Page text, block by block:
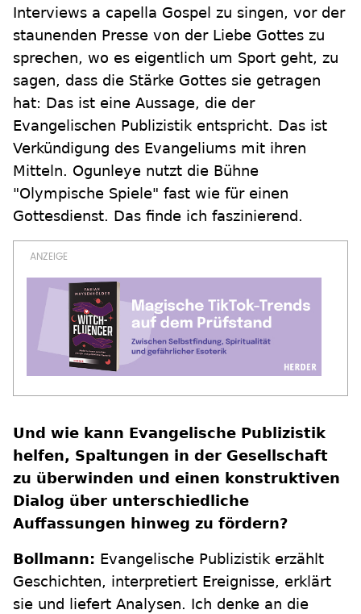
Interviews a capella Gospel zu singen, vor der
staunenden Presse von der Liebe Gottes zu
sprechen, wo es eigentlich um Sport geht, zu
sagen, dass die Stärke Gottes sie getragen
hat: Das ist eine Aussage, die der
Evangelischen Publizistik entspricht. Das ist
Verkündigung des Evangeliums mit ihren
Mitteln. Ogunleye nutzt die Bühne
"Olympische Spiele" fast wie für einen
Gottesdienst. Das finde ich faszinierend.
Und wie kann Evangelische Publizistik
helfen, Spaltungen in der Gesellschaft
zu überwinden und einen konstruktiven
Dialog über unterschiedliche
Auffassungen hinweg zu fördern?
Bollmann: Evangelische Publizistik erzählt
Geschichten, interpretiert Ereignisse, erklärt
sie und liefert Analysen. Ich denke an die